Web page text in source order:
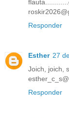
Responder
Esther 27
Joich, joich,
Responder